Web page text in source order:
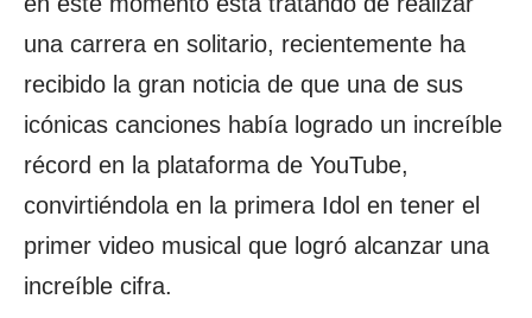
una carrera en solitario, recientemente ha
recibido la gran noticia de que una de sus
icónicas canciones había logrado un increíble
récord en la plataforma de YouTube,
convirtiéndola en la primera Idol en tener el
primer video musical que logró alcanzar una
increíble cifra.